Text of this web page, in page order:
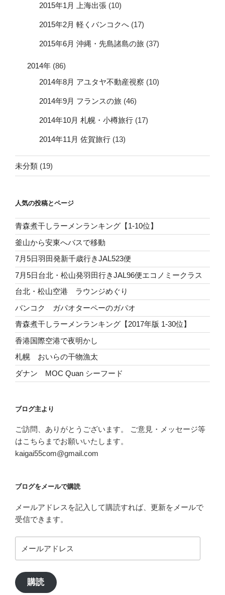
2015年1月 上海出張 (10)
2015年2月 軽くバンコクへ (17)
2015年6月 沖縄・先島諸島の旅 (37)
2014年 (86)
2014年8月 アユタヤ不動産視察 (10)
2014年9月 フランスの旅 (46)
2014年10月 札幌・小樽旅行 (17)
2014年11月 佐賀旅行 (13)
未分類 (19)
人気の投稿とページ
青森煮干しラーメンランキング【1-10位】
釜山から安東へバスで移動
7月5日羽田発新千歳行きJAL523便
7月5日台北・松山発羽田行きJAL96便エコノミークラス
台北・松山空港 ラウンジめぐり
バンコク ガパオターペーのガパオ
青森煮干しラーメンランキング【2017年版 1-30位】
香港国際空港で夜明かし
札幌 おいらの干物漁太
ダナン MOC Quan シーフード
ブログ主より
ご訪問、ありがとうございます。 ご意見・メッセージ等
はこちらまでお願いいたします。
kaigai55com@gmail.com
ブログをメールで購読
メールアドレスを記入して購読すれば、更新をメールで
受信できます。
ー
ア
ド
購読